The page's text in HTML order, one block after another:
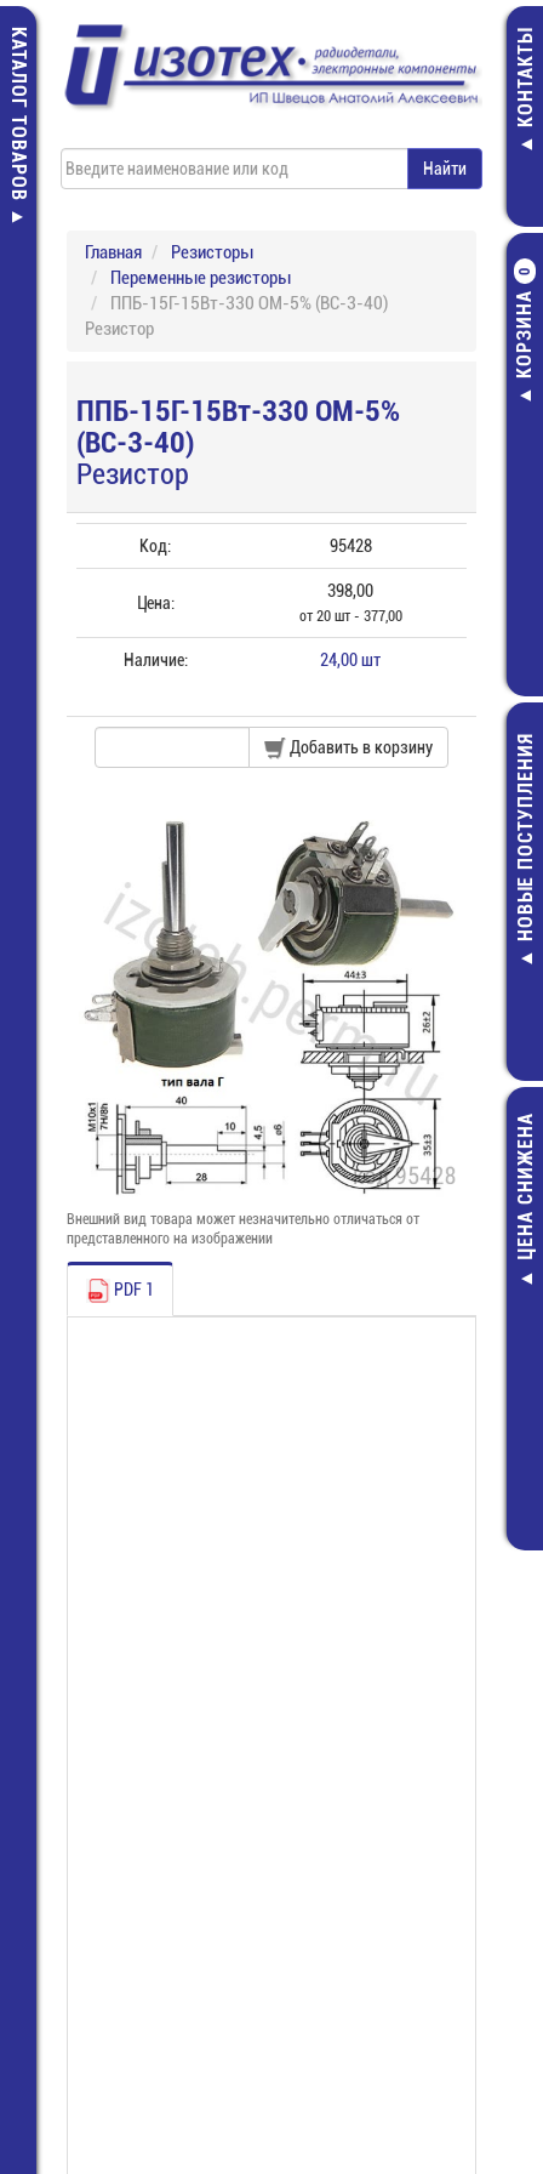
КАТАЛОГ ТОВАРОВ КОНТАКТЫ
КОРЗИНА
0
Разъем 2х 8
пайки на
прямой угол
НОВЫЕ ПОСТУПЛЕНИЯ
конт. 5,0 мм,
ЦЕНА СНИЖЕНА
Главная
Резисторы
Переменные резисторы
ППБ-15Г-15Вт-330 ОМ-5% (ВС-3-40)
Резистор
ППБ-15Г-15Вт-330 ОМ-5%
(ВС-3-40)
Резистор
Код: 95428
Цена:
398,00
от 20 шт - 377,00
Наличие: 24,00 шт
Добавить в корзину
Внешний вид товара может незначительно отличаться от
представленного на изображении
PDF 1